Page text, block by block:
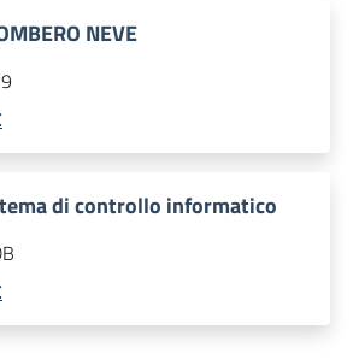
NEVE
di controllo informatico